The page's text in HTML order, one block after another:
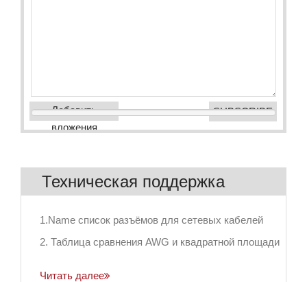
Добавить
вложения
Техническая поддержка
1.Name список разъёмов для сетевых кабелей
2. Таблица сравнения AWG и квадратной площади
Читать далее